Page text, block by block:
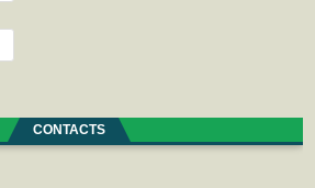
CONTACTS